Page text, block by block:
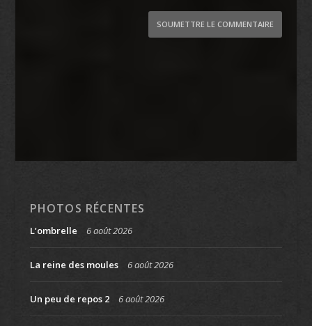
SOUMETTRE LE COMMENTAIRE
PHOTOS RÉCENTES
L’ombrelle 6 août 2026
La reine des moules 6 août 2026
Un peu de repos 2 6 août 2026